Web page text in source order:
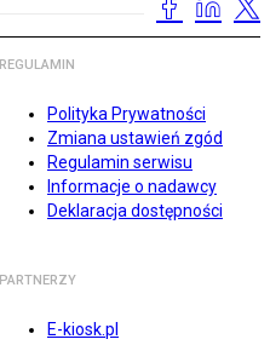
REGULAMIN
Polityka Prywatności
Zmiana ustawień zgód
Regulamin serwisu
Informacje o nadawcy
Deklaracja dostępności
PARTNERZY
E-kiosk.pl